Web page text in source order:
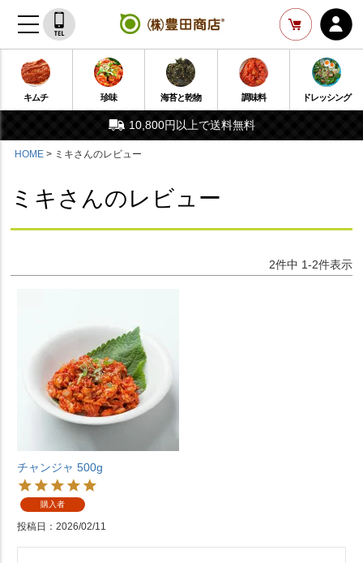
キムチ 珍味 海苔と乾物 調味料 ドレッシング
10,800円以上で送料無料
HOME ミキさんのレビュー
ミキさんのレビュー
2件中 1-2件表示
チャンジャ 500g
購入者
投稿日 2026/02/11